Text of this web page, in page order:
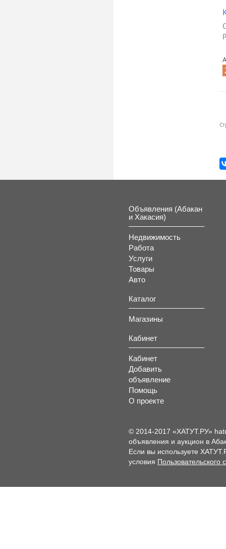
Объявления (Абакан
и Хакасия)
Недвижимость
Работа
Услуги
Товары
Авто
Каталог
Магазины
Кабинет
Кабинет
Добавить
объявление
Помощь
О проекте
© 2014-2017 «ХАТУТ.РУ»
объявления и аукцион в
Если вы используете
условия Пользовательского